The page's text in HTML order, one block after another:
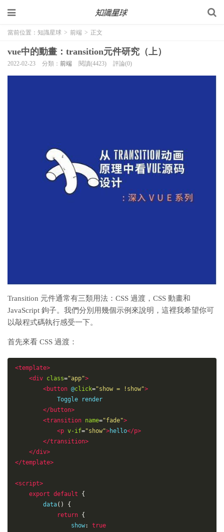
當前位置： 知識星球 > 前端 > 正文
vue中的動畫：transition元件研究（上）
2022-02-23 分類： 前端 閱讀(4423) 評論(0)
Transition 元件通常有三類用法：CSS 過渡，CSS 動畫和
JavaScript 鉤子。我們分別用幾個示例來說明，這裡我希望你可
以敲程式碼執行感受一下。
首先來看 CSS 過渡：
<template>
<div class="app">
<button @click="show = !show">
</button>
<transition name="fade">
<p v-if="show">hello</p>
</transition>
</div>
</template>
<script>
export default
{
data( )
{
return {
                show
:
true